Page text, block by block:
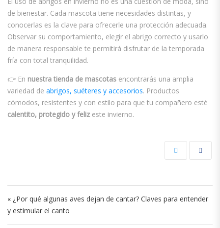
de bienestar. Cada mascota tiene necesidades distintas, y
conocerlas es la clave para ofrecerle una protección adecuada.
Observar su comportamiento, elegir el abrigo correcto y usarlo
de manera responsable te permitirá disfrutar de la temporada
fría con total tranquilidad.
👉 En nuestra tienda de mascotas encontrarás una amplia
variedad de abrigos, suéteres y accesorios. Productos
cómodos, resistentes y con estilo para que tu compañero esté
calentito, protegido y feliz este invierno.
Navegación de entradas
« ¿Por qué algunas aves dejan de cantar? Claves para entender
y estimular el canto